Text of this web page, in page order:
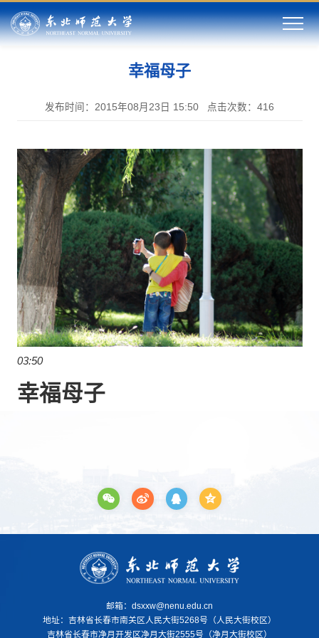
幸福母子
发布时间：2015年08月23日 15:50 点击次数：416
03:50
幸福母子
邮箱：dsxxw@nenu.edu.cn
地址： 吉林省长春市南关区人民大街5268号（人民大街校区）
吉林省长春市净月开发区净月大街2555号（净月大街校区）